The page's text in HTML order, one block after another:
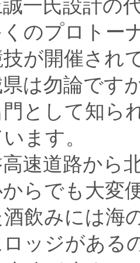
一氏設計の
のプロトー
技が開催され
は勿論です
として知ら
ます。
速道路から
らでも大変
酒飲みには海
ロッジがある